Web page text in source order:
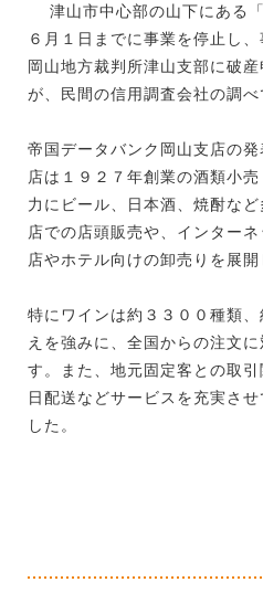
津山市中心部の山下にある
６月１日までに事業を停止し
岡山地方裁判所津山支部に破
が、民間の信用調査会社の調べ
帝国データバンク岡山支店の
店は１９２７年創業の酒類小
力にビール、日本酒、焼酎な
店での店頭販売や、インター
店やホテル向けの卸売りを展開
特にワインは約３３００種類
えを強みに、全国からの注文
す。また、地元固定客との取
日配送などサービスを充実さ
した。